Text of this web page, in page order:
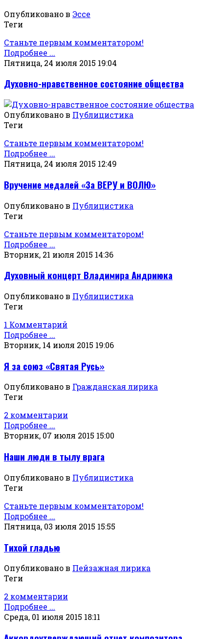
Опубликовано в Эссе
Теги
Станьте первым комментатором!
Подробнее ...
Пятница, 24 июля 2015 19:04
Духовно-нравственное состояние общества
Опубликовано в Публицистика
Теги
Станьте первым комментатором!
Подробнее ...
Пятница, 24 июля 2015 12:49
Вручение медалей «За ВЕРУ и ВОЛЮ»
Опубликовано в Публицистика
Теги
Станьте первым комментатором!
Подробнее ...
Вторник, 21 июля 2015 14:36
Духовный концерт Владимира Андриюка
Опубликовано в Публицистика
Теги
1 Комментарий
Подробнее ...
Вторник, 14 июля 2015 19:06
Я за союз «Святая Русь»
Опубликовано в Гражданская лирика
Теги
2 комментарии
Подробнее ...
Вторник, 07 июля 2015 15:00
Наши люди в тылу врага
Опубликовано в Публицистика
Теги
Станьте первым комментатором!
Подробнее ...
Пятница, 03 июля 2015 15:55
Тихой гладью
Опубликовано в Пейзажная лирика
Теги
2 комментарии
Подробнее ...
Среда, 01 июля 2015 18:11